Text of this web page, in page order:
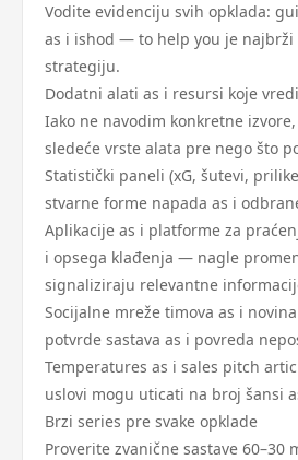
Vodite evidenciju svih opklada:
as i ishod — to help you je najbrži
strategiju.
Dodatni alati as i resursi koje
Iako ne navodim konkretne
sledeće vrste alata pre nego što
Statistički paneli (xG, šutevi,
stvarne forme napada as i
Aplikacije as i platforme za
i opsega klađenja — nagle
signaliziraju relevantne
Socijalne mreže timova as i
potvrde sastava as i povreda
Temperatures as i sales pitch
uslovi mogu uticati na broj šansi
Brzi series pre svake opklade
Proverite zvanične sastave 60–30